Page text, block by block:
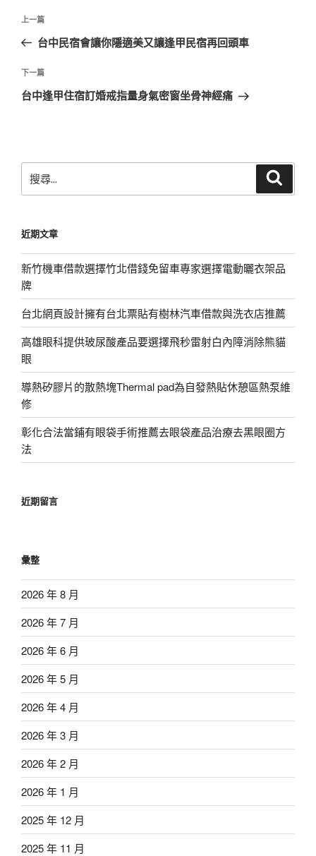
文
導
覽
上
一
文
章
上一篇
台中民宿會讓你隱適美又讓逢甲民宿再回頭車
下
一
下一篇
台中逢甲住宿訂婚戒指量身氣密窗坐骨神經痛
尋
字:
近期文章
新竹機車借款選擇竹北借錢免留車專家選擇電動曬衣架品
牌
台北網頁設計擁有台北票貼有樹林汽車借款與洗衣店推薦
高雄眼科提供玻尿酸產品要選擇飛秒雷射白內障消除熊貓
眼
導熱矽膠片的散熱塊Thermal pad為自發熱貼休憩區熱泵維
修
彰化合法當鋪有眼袋手術推薦去眼袋產品治療去黑眼圈方
法
近期留言
彙整
2026 年 8 月
2026 年 7 月
2026 年 6 月
2026 年 5 月
2026 年 4 月
2026 年 3 月
2026 年 2 月
2026 年 1 月
2025 年 12 月
2025 年 11 月